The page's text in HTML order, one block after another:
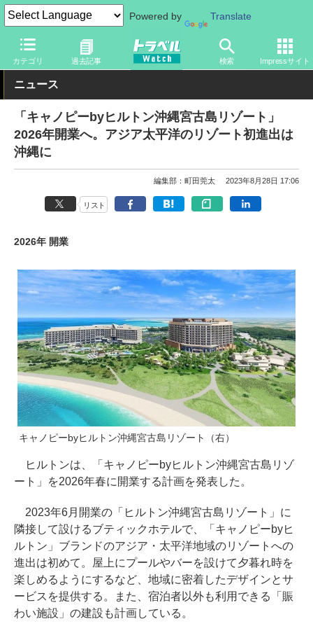
Powered by Translate
カテゴリ 過去記事 検索 Impressサイト
トラベル Watch 旅の情報 ホテル・旅館 宿泊
ニュース
「キャノピーbyヒルトン沖縄宮古島リゾート」
2026年開業へ。アジア太平洋のリゾート初進出は
沖縄に
編集部：町田莞太 2023年8月28日 17:06
リスト
2026年 開業
キャノピーbyヒルトン沖縄宮古島リゾート（右）
ヒルトンは、「キャノピーbyヒルトン沖縄宮古島リゾ
ート」を2026年春に開業する計画を発表した。
2023年6月開業の「ヒルトン沖縄宮古島リゾート」に
隣接して設けるブティックホテルで、「キャノピーbyヒ
ルトン」ブランドのアジア・太平洋地域のリゾートへの
進出は初めて。屋上にプールやバーを設けて夕暮れ時を
楽しめるようにするなど、地域に密着したデザインとサ
ービスを提供する。また、宿泊者以外も利用できる「賑
わい施設」の建設も計画している。